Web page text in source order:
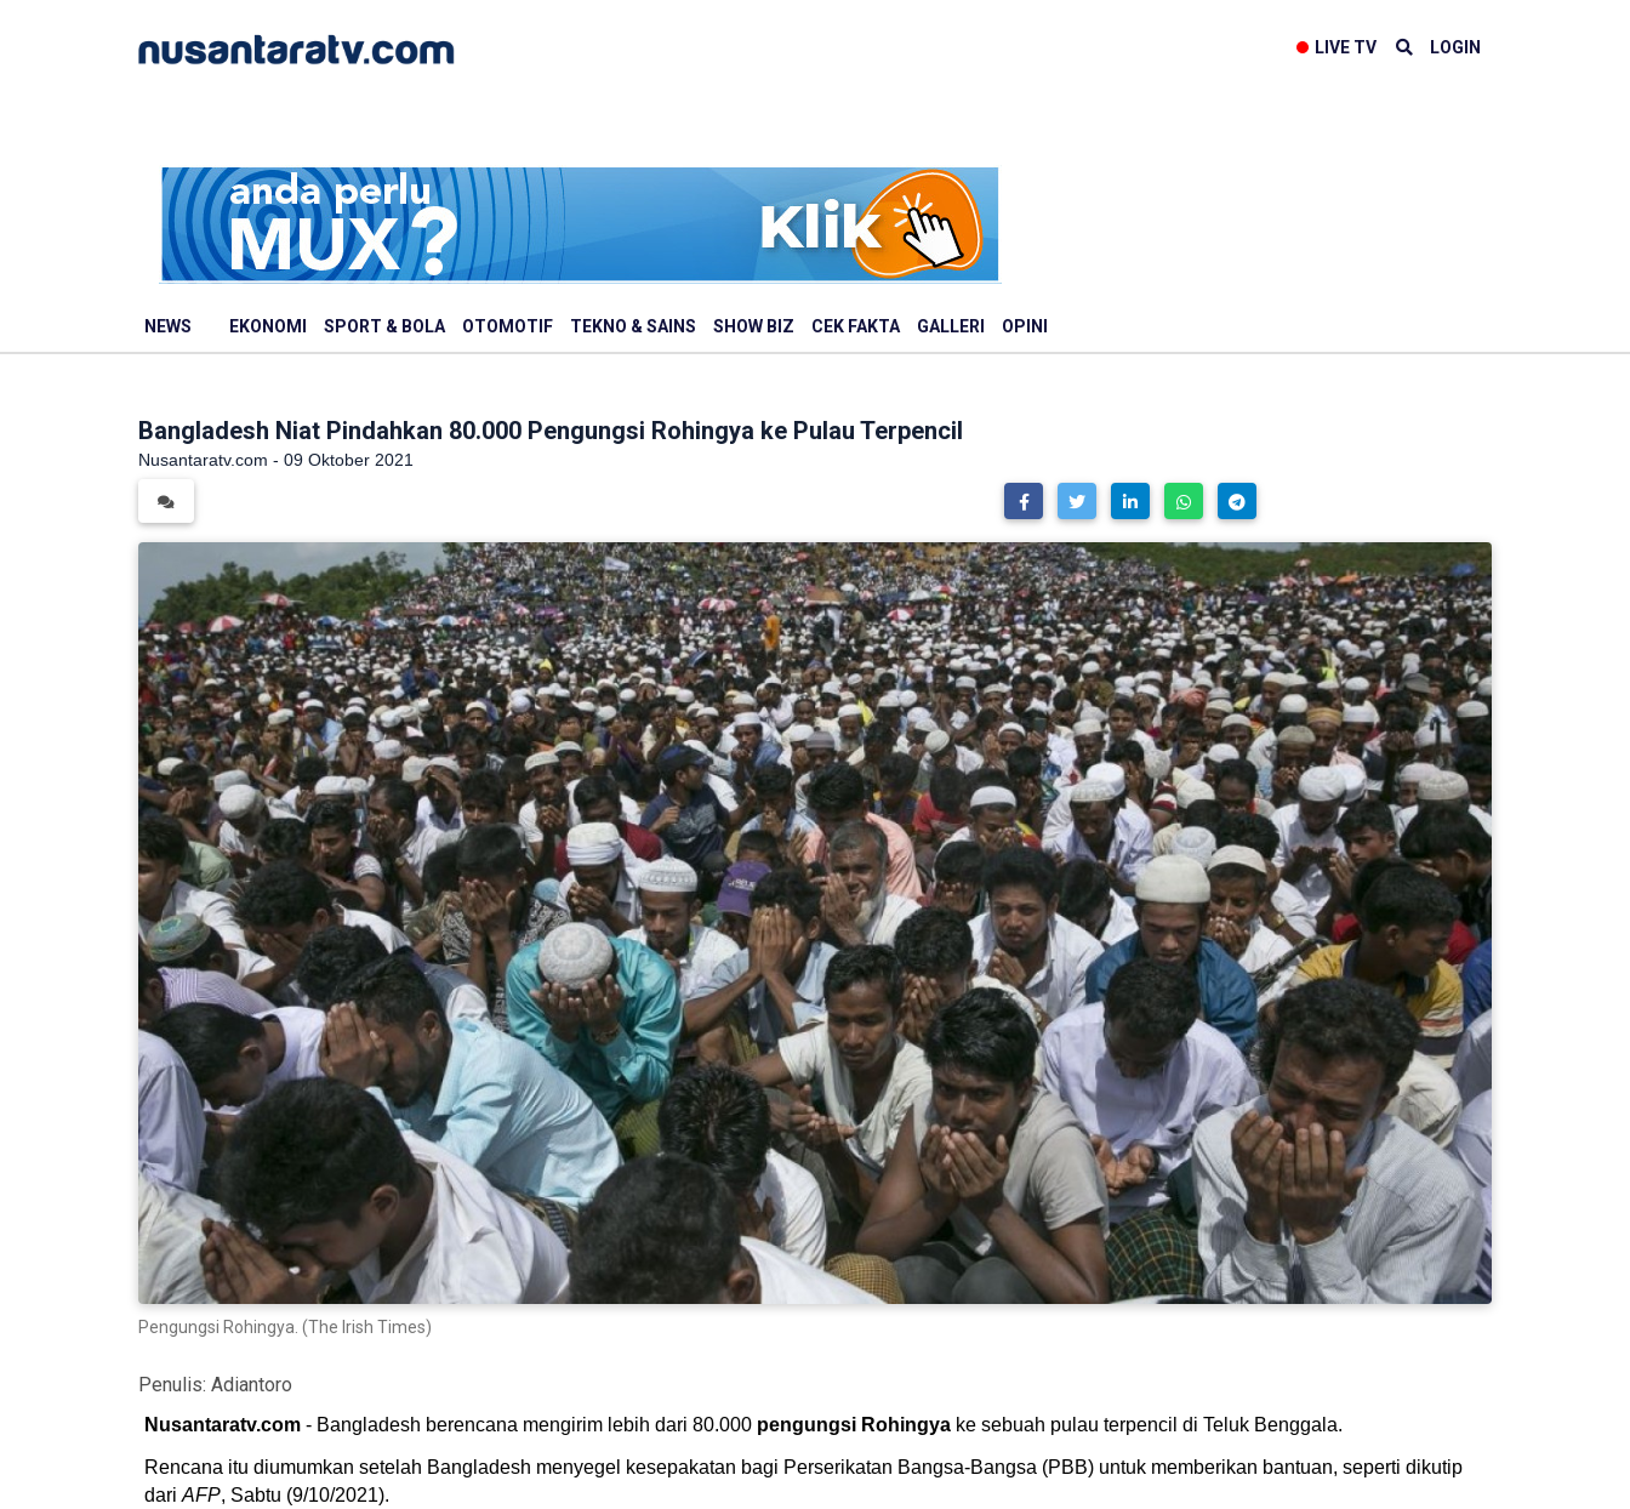
LIVE TV LOGIN
NEWS EKONOMI SPORT & BOLA OTOMOTIF TEKNO & SAINS SHOW BIZ CEK FAKTA GALLERI OPINI
Bangladesh Niat Pindahkan 80.000 Pengungsi Rohingya ke Pulau Terpencil
Nusantaratv.com - 09 Oktober 2021
Pengungsi Rohingya. (The Irish Times)
Penulis: Adiantoro
Nusantaratv.com - Bangladesh berencana mengirim lebih dari 80.000 pengungsi Rohingya ke sebuah pulau terpencil di Teluk Benggala.
Rencana itu diumumkan setelah Bangladesh menyegel kesepakatan bagi Perserikatan Bangsa-Bangsa (PBB) untuk memberikan bantuan, seperti dikutip
dari AFP, Sabtu (9/10/2021).